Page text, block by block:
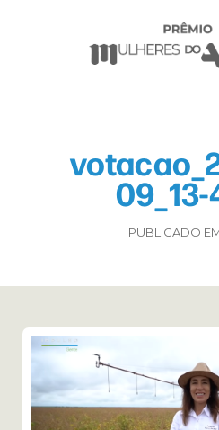
PUBLICADO